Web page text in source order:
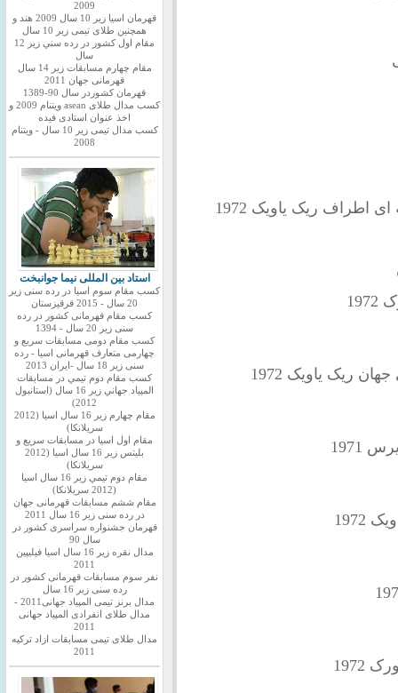
ریک یاویک 1972
ریک یاویک 1972
1971
2009
قهرمان اسيا زیر 10 سال 2009 هند و
همچنین طلای تیمی زیر 10 سال
مقام اول كشور در رده سني زير 12
سال
مقام چهارم مسابقات زیر 14 سال
قهرمانی جهان 2011
قهرمان کشوردر سال 90-1389
کسب مدال طلای asean ویتنام 2009 و
اخذ عنوان استادی فیده
کسب مدال تیمی زیر 10 سال - ویتنام
2008
استاد بین المللی نیما جوانبخت
کسب مقام سوم اسیا در رده سنی زیر
20 سال - 2015 قرقیزستان
کسب مقام قهرمانی کشور در رده
سنی زیر 20 سال - 1394
کسب مقام دومی مسابقات سریع و
چهارمی متعارف قهرمانی اسیا - رده
سنی زیر 18 سال -ایران 2013
كسب مقام دوم تيمي در مسابقات
المپياد جهاني زير 16 سال (استانبول
2012)
مقام چهارم زير 16 سال اسيا (2012
سريلانكا)
مقام اول اسيا در مسابقات سريع و
بليتس زير 16 سال اسيا (2012
سريلانكا)
مقام دوم تيمي زير 16 سال اسيا
(2012 سريلانكا)
مقام ششم مسابقات قهرمانی جهان
در رده سنی زیر 16 سال 2011
قهرمان جشنواره سراسری کشور در
سال 90
مدال نقره زیر 16 سال اسیا فیلیپین
2011
نفر سوم مسابقات قهرمانی کشور در
رده سنی زیر 16 سال
مدال برنز تیمی المپیاد جهانی2011 -
مدال طلای انفرادی المپیاد جهانی
2011
مدال طلای تیمی مسابقات ازاد ترکیه
2011